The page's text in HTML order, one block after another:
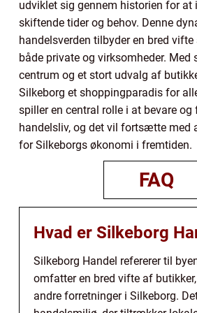
udviklet sig gennem historien for at
skiftende tider og behov. Denne
handelsverden tilbyder en bred
både private og virksomheder. Med
centrum og et stort udvalg af
Silkeborg et shoppingparadis for
spiller en central rolle i at bevare og
handelsliv, og det vil fortsætte med
for Silkeborgs økonomi i fremtiden.
FAQ
Hvad er Silkeborg
Silkeborg Handel refererer til
omfatter en bred vifte af
andre forretninger i Silkeborg.